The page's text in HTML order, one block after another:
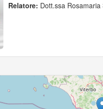
Relatore: Dott.ssa Rosamaria